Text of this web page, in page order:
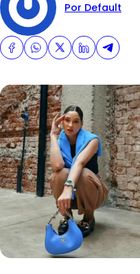
Por Default